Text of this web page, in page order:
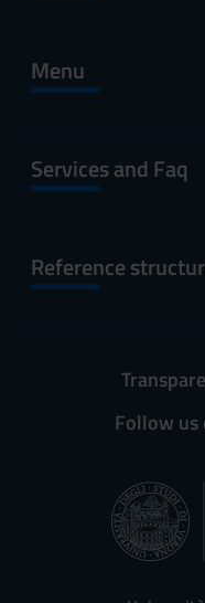
Menu
Services and Faq
Reference
Follow us